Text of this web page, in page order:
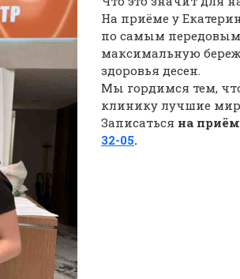
На приёме у
по самым передовым
максимальную
здоровья десен.
Мы гордимся тем,
клинику лучшие
Записаться на приём
32-05.